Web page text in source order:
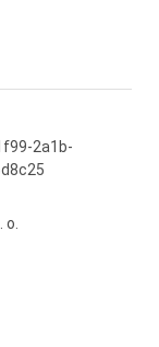
2a1b-